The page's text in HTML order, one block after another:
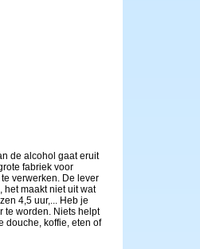
de alcohol gaat eruit
fabriek voor
verwerken. De lever
maakt niet uit wat
4,5 uur,... Heb je
te worden. Niets helpt
douche, koffie, eten of